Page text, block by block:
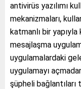
antivirüs yazılımı
mekanizmaları,
katmanlı bir yapıyla
mesajlaşma
uygulamalardaki
uygulamayı
şüpheli